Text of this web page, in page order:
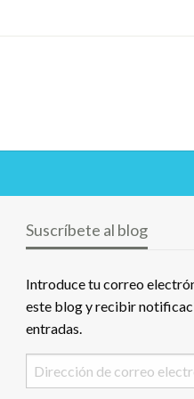
Suscríbete al blog
Introduce tu correo
este blog y recibir
entradas.
Dirección
de